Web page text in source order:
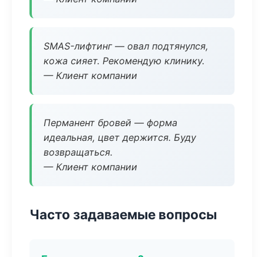
SMAS-лифтинг — овал подтянулся,
кожа сияет. Рекомендую клинику.
— Клиент компании
Перманент бровей — форма
идеальная, цвет держится. Буду
возвращаться.
— Клиент компании
Часто задаваемые вопросы